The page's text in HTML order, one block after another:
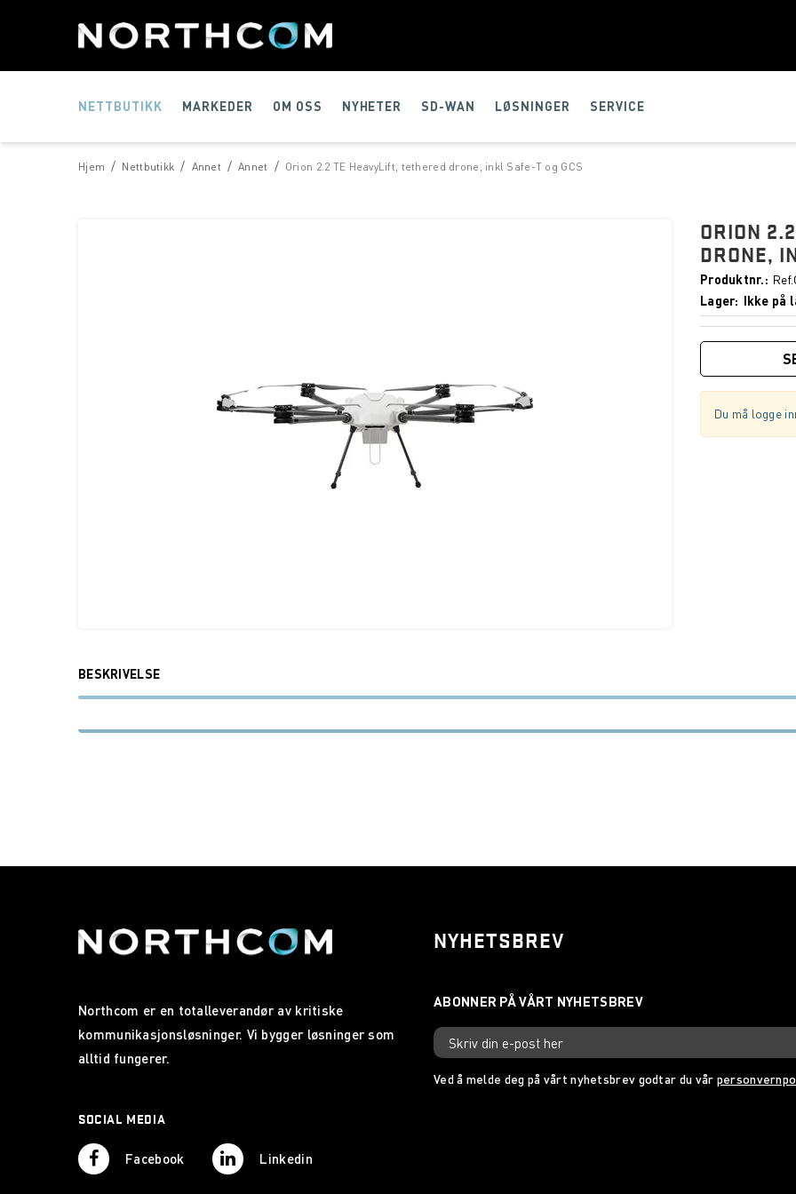
NETTBUTIKK MARKEDER OM OSS NYHETER SD-WAN LØSNINGER SERVICE
/
Hjem /
Nettbutikk /
Annet /
Annet Orion 2.2 TE HeavyLift, tethered drone, inkl Safe-T og GCS
ORION
DRONE,
Produktnr.
Lager
Ikke på
Du må logge
BESKRIVELSE
Northcom er en totalleverandør av kritiske
kommunikasjonsløsninger. Vi bygger løsninger som
alltid fungerer.
SOCIAL MEDIA
Facebook Linkedin
NYHETSBREV
Ved å melde deg på vårt nyhetsbrev godtar du vår